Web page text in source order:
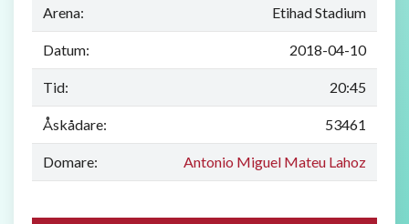
Arena: Etihad Stadium
Datum: 2018-04-10
Tid: 20:45
Åskådare: 53461
Domare: Antonio Miguel Mateu Lahoz